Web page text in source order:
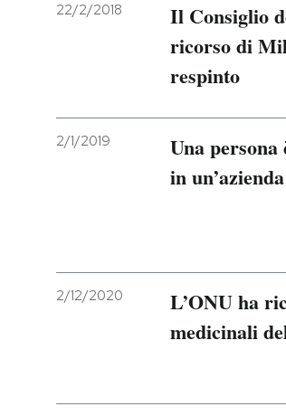
22/2/2018
Il Consiglio
ricorso di
respinto
2/1/2019
Una persona
in
2/12/2020
L’ONU ha
medicinali